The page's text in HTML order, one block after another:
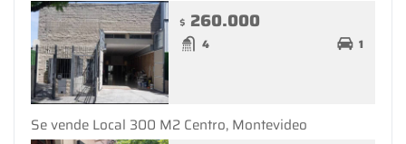
$ 260.000
4 1
Se vende Local 300 M2 Centro, Montevideo